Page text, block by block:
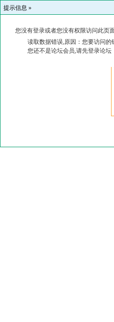
提示信息 »
您没有登录或者您没有权限访问此页
读取数据错误,原因：您要访问
您还不是论坛会员,请先登录论坛